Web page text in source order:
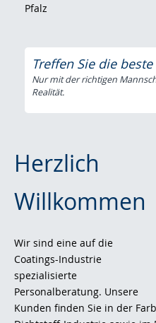
Pfalz
Treffen Sie die
Nur mit der richtigen
Realität.
Herzlich
Willkommen
Wir sind eine auf die
Coatings-Industrie
spezialisierte
Personalberatung. Unsere
Kunden finden Sie in der